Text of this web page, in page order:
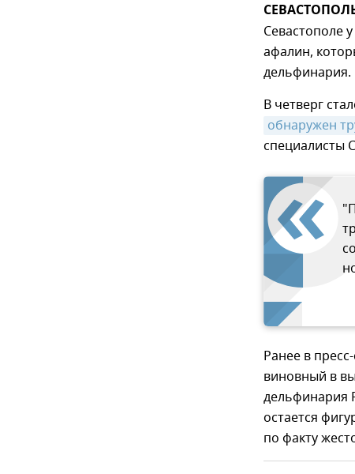
Севастополе
афалин,
В четверг
обнаружен
специалисты
Ранее в
виновный в
дельфинария
остается
по факту